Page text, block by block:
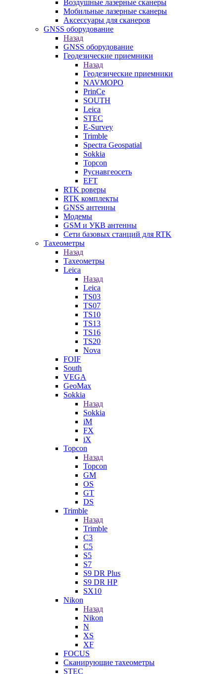
Воздушные лазерные сканеры
Мобильные лазерные сканеры
Аксессуары для сканеров
GNSS оборудование
Назад
GNSS оборудование
Геодезические приемники
Назад
Геодезические приемники
NAVMOPO
PrinCe
SOUTH
Leica
STEC
E-Survey
Trimble
Spectra Geospatial
Sokkia
Topcon
Руснавгеосеть
EFT
RTK роверы
RTK комплекты
GNSS антенны
Модемы
GSM и УКВ антенны
Сети базовых станций для RTK
Тахеометры
Назад
Тахеометры
Leica
Назад
Leica
TS03
TS07
TS10
TS13
TS16
TS20
Nova
FOIF
South
VEGA
GeoMax
Sokkia
Назад
Sokkia
iM
FX
iX
Topcon
Назад
Topcon
GM
OS
GT
DS
Trimble
Назад
Trimble
C3
C5
S5
S7
S9 DR Plus
S9 DR HP
SX10
Nikon
Назад
Nikon
N
XS
XF
FOCUS
Сканирующие тахеометры
STEC